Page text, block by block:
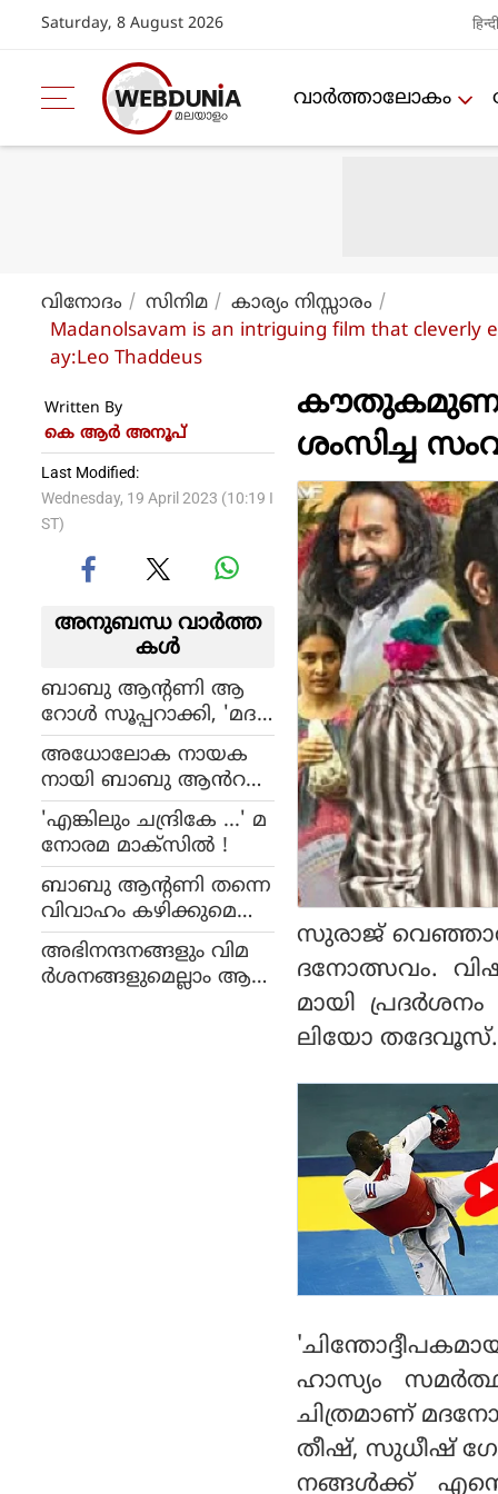
Saturday, 8 August 2026 हिन्दी
വാര്‍ത്താലോകം
വിനോദം സിനിമ
കാര്യം നിസ്സാരം
Madanolsavam is an intriguing film that cleverly
ay:Leo Thaddeus
Written By
കെ ആര്‍ അനൂപ്
Last Modified:
Wednesday, 19 April 2023 (10:19 I
ST)
അനുബന്ധ വാര്‍ത്ത
കള്‍
ബാബു ആന്റണി ആ
റോള്‍ സൂപ്പറാക്കി, 'മദ
നോത്സവം'
മൊബൈലില്‍
കാണേണ്ട സിനിമയ
ല്ലെന്ന് സംവിധായകന്‍
സുനില്‍ ഇബ്രാഹിം
അധോലോക നായക
നായി ബാബു ആൻറ
ണി, 'ദ ഗ്രേറ്റ് എസ്‌കേപ്'
വരുന്നു
'എങ്കിലും ചന്ദ്രികേ ...' മ
നോരമ മാക്‌സില്‍ !
ബാബു ആന്റണി തന്നെ
വിവാഹം കഴിക്കുമെന്ന്
ചാര്‍മിള ഉറച്ചുവിശ്വ
സിച്ചിരുന്നു; ബന്ധം തക
ര്‍ന്നതോടെ ആത്മഹത്യ
അഭിനന്ദനങ്ങളും വിമ
ര്‍ശനങ്ങളുമെല്ലാം ആ
ശംസിച്ച
സുരാജ്
ദനോത്സവം.
മായി
ലിയോ തദേവൂസ്.
ഹാസ്യം
ചിത്രമാണ്
തീഷ്, സുധീഷ്
നങ്ങള്‍ക്ക്